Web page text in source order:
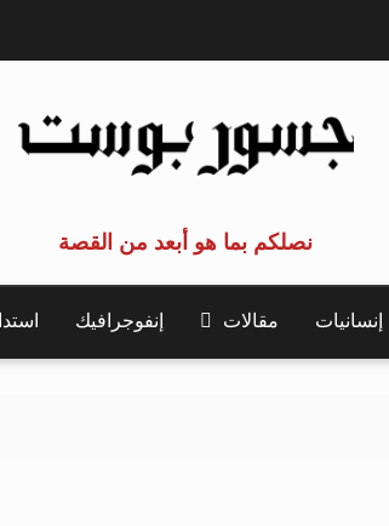
نصلكم بما هو أبعد من القصة
إنسانيات مقالات إنفوجرافيك
بعد